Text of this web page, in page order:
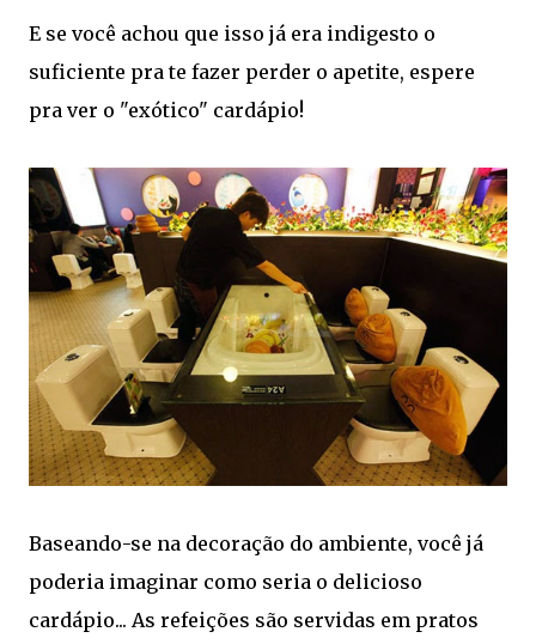
E se você achou que isso já era indigesto o
suficiente pra te fazer perder o apetite, espere
pra ver o "exótico" cardápio!
Baseando-se na decoração do ambiente, você já
poderia imaginar como seria o delicioso
cardápio... As refeições são servidas em pratos